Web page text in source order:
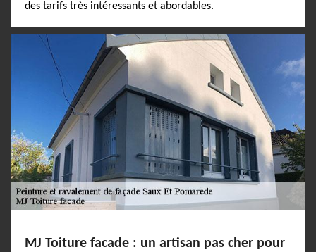
des tarifs très intéressants et abordables.
MJ Toiture facade : un artisan pas cher pour